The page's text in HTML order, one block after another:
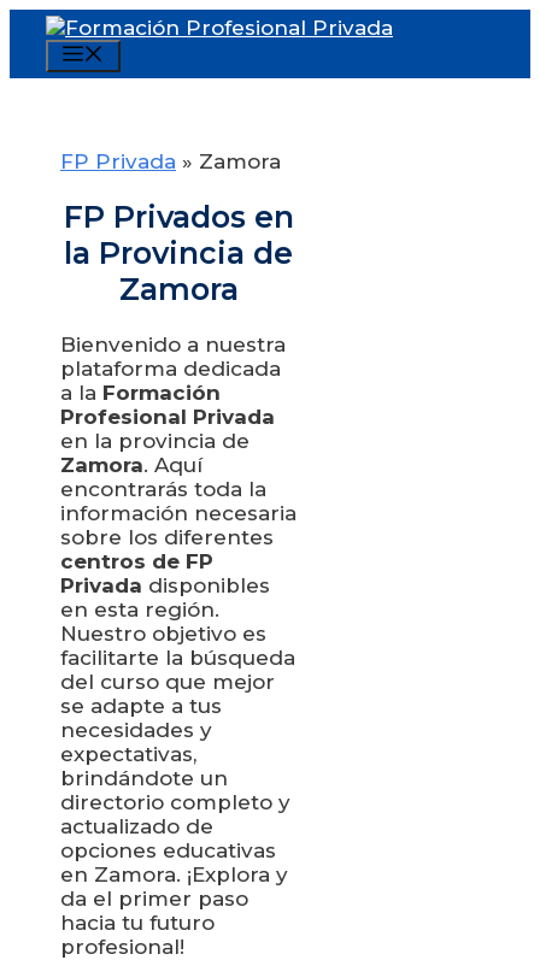
Saltar
contenido
FP Privada » Zamora
FP Privados en
la Provincia de
Zamora
Bienvenido a nuestra
plataforma dedicada
a la Formación
Profesional Privada
en la provincia de
Zamora. Aquí
encontrarás toda la
información necesaria
sobre los diferentes
centros de FP
Privada disponibles
en esta región.
Nuestro objetivo es
facilitarte la búsqueda
del curso que mejor
se adapte a tus
necesidades y
expectativas,
brindándote un
directorio completo y
actualizado de
opciones educativas
en Zamora. ¡Explora y
da el primer paso
hacia tu futuro
profesional!